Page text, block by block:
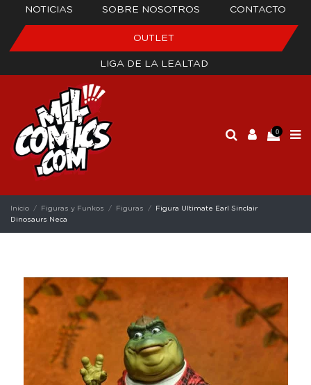
NOTICIAS SOBRE NOSOTROS CONTACTO
OUTLET
LIGA DE LA LEALTAD
0
Inicio Figuras y Funkos Figuras
Figura Ultimate Earl Sinclair
Dinosaurs Neca